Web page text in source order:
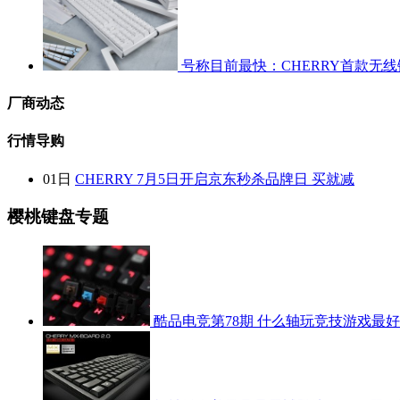
号称目前最快：CHERRY首款无
厂商动态
行情导购
01日 CHERRY 7月5日开启京东秒杀品牌日 买就减
樱桃键盘专题
酷品电竞第78期 什么轴玩竞技游戏最好